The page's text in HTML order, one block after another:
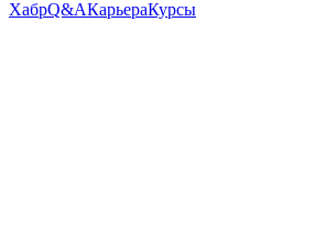
ХабрQ&AКарьераКурсы